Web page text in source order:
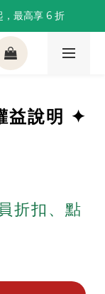
最高享 6 折
最高享 6 折
，滿兩千再抽
最高享 6 折
益說明 ✦
折扣、點